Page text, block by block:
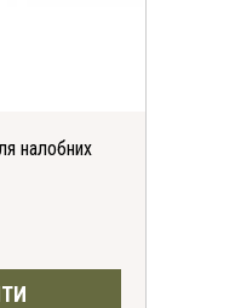
налобних